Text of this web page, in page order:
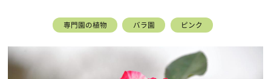
専門園の植物 バラ園 ピンク